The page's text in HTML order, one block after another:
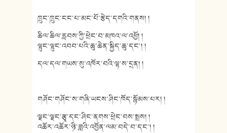
ཁྲུང་ཁྲུང་ངང་པ་མང་པོ་རྩེད་དགའི་གནས། །
ཆིལ་ཆིལ་རླབས་ཀྱི་ཕྲེང་བ་མཁའ་ལ་འཕྱོ། །
ལྷུང་ལྷུང་འབབ་པའི་ཆུ་ཆེན་སྐྱིད་ཆུ་དང་། །
དལ་དལ་གཡས་སུ་འཁོར་བའི་ལྷ་ས་དྲན། །
གཤོང་གཤོང་ས་གཞི་ཡངས་ཤིང་ཁོད་སྙོམས་པར། །
ལྗང་ལྗང་རྩྭ་དང་ཤིང་ནགས་ཕྲེང་བས་སྤྲས། །
འཆོར་འཆོར་ཉི་ཟླའི་འབྱོན་ལམ་བདེ་བ་དང་། །